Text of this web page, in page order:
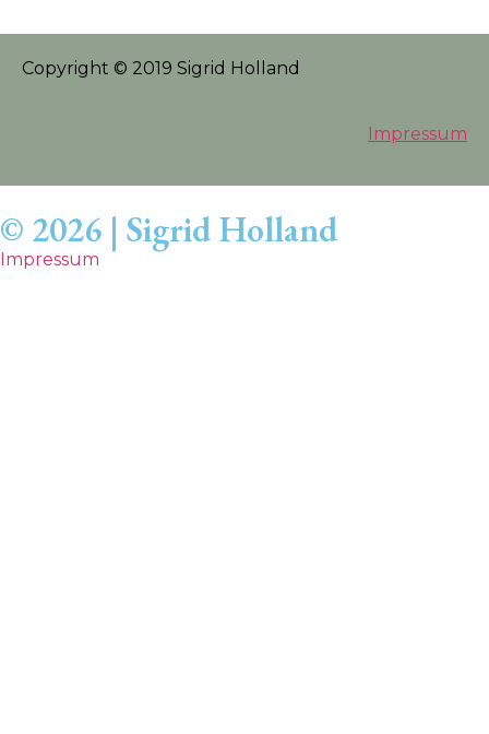
Copyright © 2019 Sigrid Holland
Impressum
© 2026 | Sigrid Holland
Impressum